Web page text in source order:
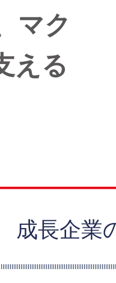
マク
える
成長企業